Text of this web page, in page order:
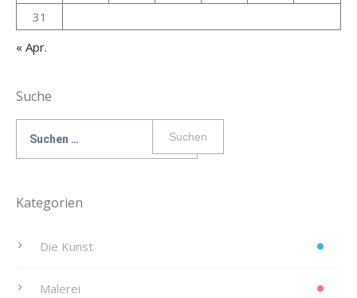
31
« Apr.
Suche
nach:
Kategorien
Die Kunst
Malerei